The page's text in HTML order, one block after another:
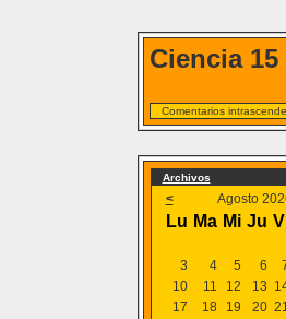
Ciencia 15
Comentarios
Archivos
< Agosto
Lu Ma Mi Ju
3
4 5 6
10
11 12 13
17
18 19 20